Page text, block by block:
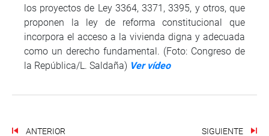
los proyectos de Ley 3364, 3371, 3395, y otros, que
proponen la ley de reforma constitucional que
incorpora el acceso a la vivienda digna y adecuada
como un derecho fundamental. (Foto: Congreso de
la República/L. Saldaña) Ver vídeo
ANTERIOR SIGUIENTE